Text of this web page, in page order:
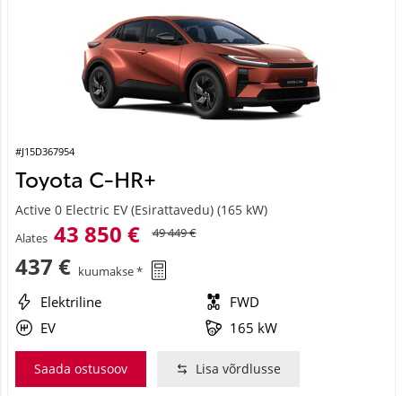
#J15D367954
Toyota C-HR+
Active 0 Electric EV (Esirattavedu) (165 kW)
Alates 43 850 € 49 449 €
437 € kuumakse *
Elektriline
FWD
EV
165 kW
Saada ostusoov Lisa võrdlusse